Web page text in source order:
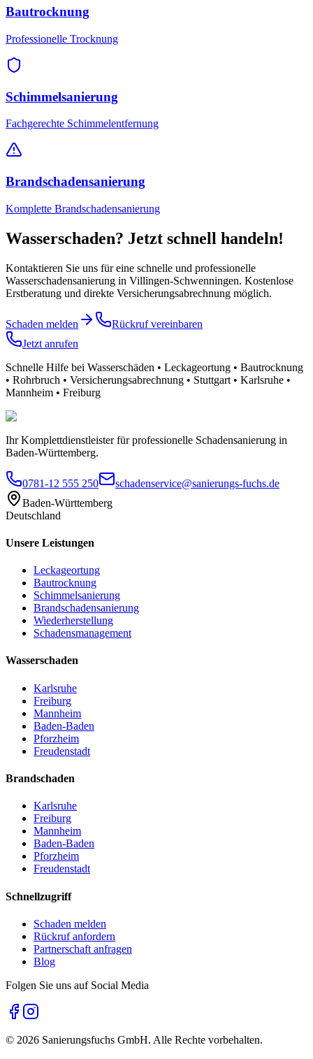
Bautrocknung
Professionelle Trocknung
Schimmelsanierung
Fachgerechte Schimmelentfernung
Brandschadensanierung
Komplette Brandschadensanierung
Wasserschaden? Jetzt schnell handeln!
Kontaktieren Sie uns für eine schnelle und professionelle
Wasserschadensanierung in Villingen-Schwenningen. Kostenlose
Erstberatung und direkte Versicherungsabrechnung möglich.
Schaden melden
Rückruf vereinbaren
Jetzt anrufen
Schnelle Hilfe bei Wasserschäden • Leckageortung • Bautrocknung
• Rohrbruch • Versicherungsabrechnung • Stuttgart • Karlsruhe •
Mannheim • Freiburg
Ihr Komplettdienstleister für professionelle Schadensanierung in
Baden-Württemberg.
0781-12 555 250
schadenservice@sanierungs-fuchs.de
Baden-Württemberg
Deutschland
Unsere Leistungen
Leckageortung
Bautrocknung
Schimmelsanierung
Brandschadensanierung
Wiederherstellung
Schadensmanagement
Wasserschaden
Karlsruhe
Freiburg
Mannheim
Baden-Baden
Pforzheim
Freudenstadt
Brandschaden
Karlsruhe
Freiburg
Mannheim
Baden-Baden
Pforzheim
Freudenstadt
Schnellzugriff
Schaden melden
Rückruf anfordern
Partnerschaft anfragen
Blog
Folgen Sie uns auf Social Media
© 2026 Sanierungsfuchs GmbH. Alle Rechte vorbehalten.